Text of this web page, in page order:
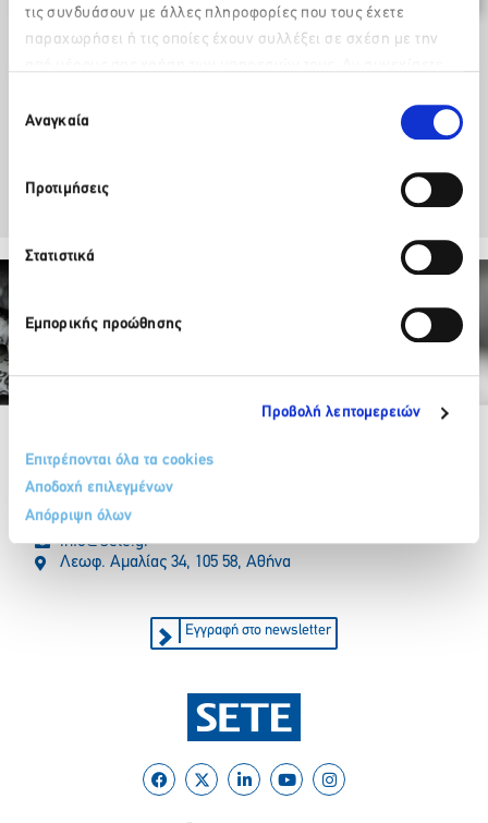
τις συνδυάσουν με άλλες πληροφορίες που τους έχετε
παραχωρήσει ή τις οποίες έχουν συλλέξει σε σχέση με την
των Cookies μας.
συγκατάθεσης
Αναγκαία
Προτιμήσεις
Στατιστικά
Εμπορικής προώθησης
Προβολή λεπτομερειών
Επιτρέπονται όλα τα cookies
Αποδοχή επιλεγμένων
Απόρριψη όλων
Facebook LinkedIn
Partner Organizations
210 32 17 165
info@sete.gr
Λεωφ. Αμαλίας 34, 105 58, Αθήνα
Εγγραφή στο newsletter